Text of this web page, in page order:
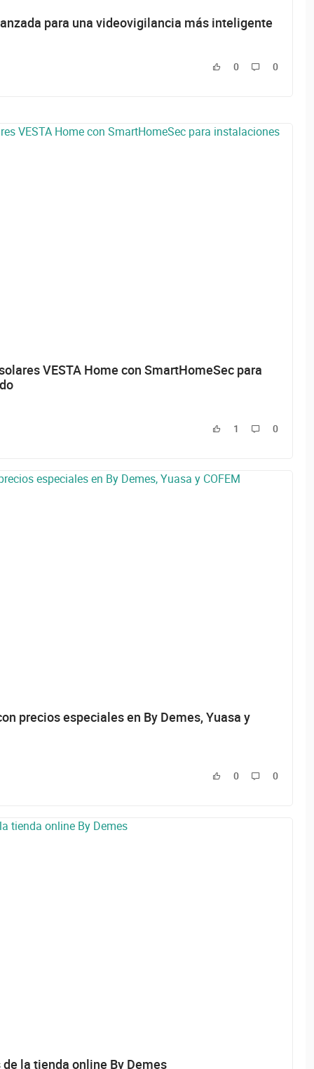
para una videovigilancia más inteligente
0 0
VESTA Home con SmartHomeSec para
1 0
precios especiales en By Demes, Yuasa y
0 0
la tienda online By Demes